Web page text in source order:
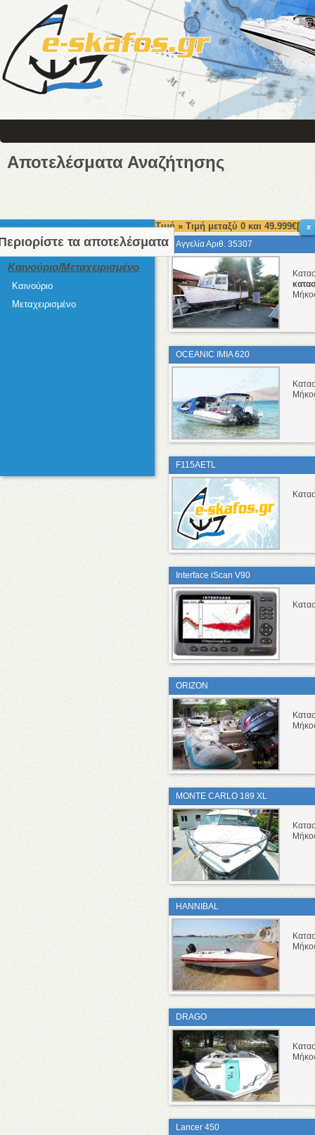
Αποτελέσματα Αναζήτησης
τα αποτελέσματα
Καινούριο/Μεταχειρισμένο
Καινούριο
Μεταχειρισμένο
Τιμή » Τιμή μεταξύ 0 και 49.999€[ x
Αγγελία Αριθ. 35307
OCEANIC IMIA 620
F115AETL
Interface iScan V90
ORIZON
MONTE CARLO 189 XL
HANNIBAL
DRAGO
Lancer 450